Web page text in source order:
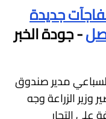
جديدة
- جودة الخبر
مدير صندوق
وزير الزراعة وجه